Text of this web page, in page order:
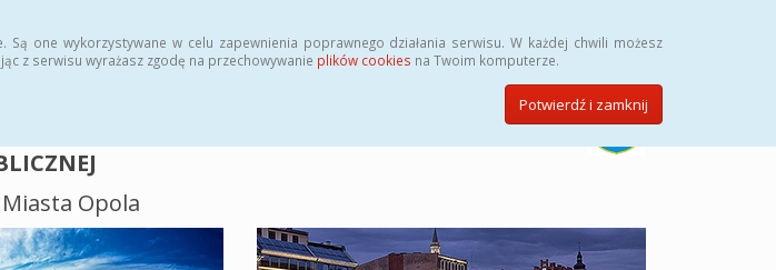
one wykorzystywane w celu zapewnienia poprawnego działania serwisu. W każdej chwili możesz
z serwisu wyrażasz zgodę na przechowywanie plików cookies na Twoim komputerze.
Potwierdź i zamknij
Opola